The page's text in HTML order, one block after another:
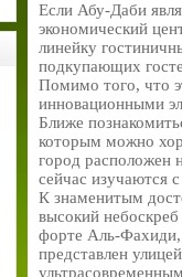
Если Абу-Даби
экономический
линейку
подкупающих
Помимо того, что
инновационными
Ближе
которым можно
город расположен
сейчас изучаются
К знаменитым
высокий
форте Аль-Фахиди,
представлен